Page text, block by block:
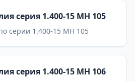
серия 1.400-15 МН 105
серии 1.400-15 МН 105
серия 1.400-15 МН 106